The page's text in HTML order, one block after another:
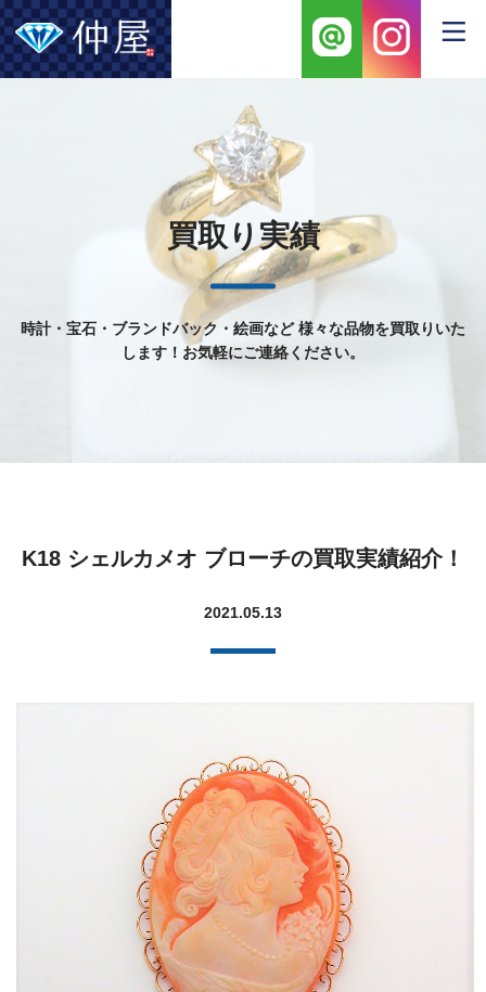
買取り実績
時計・宝石・ブランドバック・絵画など様々な品物を買取りいた
します！お気軽にご連絡ください。
K18 シェルカメオ ブローチの買取実績紹介！
2021.05.13